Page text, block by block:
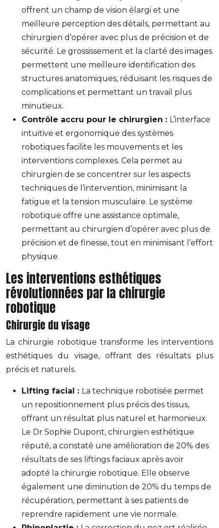
offrent un champ de vision élargi et une
meilleure perception des détails, permettant au
chirurgien d’opérer avec plus de précision et de
sécurité. Le grossissement et la clarté des images
permettent une meilleure identification des
structures anatomiques, réduisant les risques de
complications et permettant un travail plus
minutieux.
Contrôle accru pour le chirurgien : L’interface
intuitive et ergonomique des systèmes
robotiques facilite les mouvements et les
interventions complexes. Cela permet au
chirurgien de se concentrer sur les aspects
techniques de l’intervention, minimisant la
fatigue et la tension musculaire. Le système
robotique offre une assistance optimale,
permettant au chirurgien d’opérer avec plus de
précision et de finesse, tout en minimisant l’effort
physique.
Les interventions esthétiques
révolutionnées par la chirurgie
robotique
Chirurgie du visage
La chirurgie robotique transforme les interventions
esthétiques du visage, offrant des résultats plus
précis et naturels.
Lifting facial : La technique robotisée permet
un repositionnement plus précis des tissus,
offrant un résultat plus naturel et harmonieux.
Le Dr Sophie Dupont, chirurgien esthétique
réputé, a constaté une amélioration de 20% des
résultats de ses liftings faciaux après avoir
adopté la chirurgie robotique. Elle observe
également une diminution de 20% du temps de
récupération, permettant à ses patients de
reprendre rapidement une vie normale.